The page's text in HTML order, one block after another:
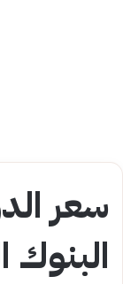
سعر
البنوك